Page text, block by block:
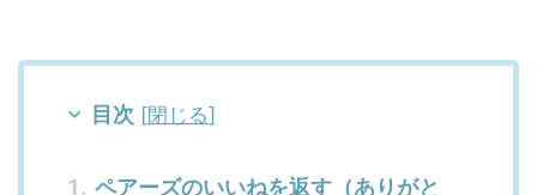
目次 [閉じる]
ペアーズのいいねを返す（ありがと